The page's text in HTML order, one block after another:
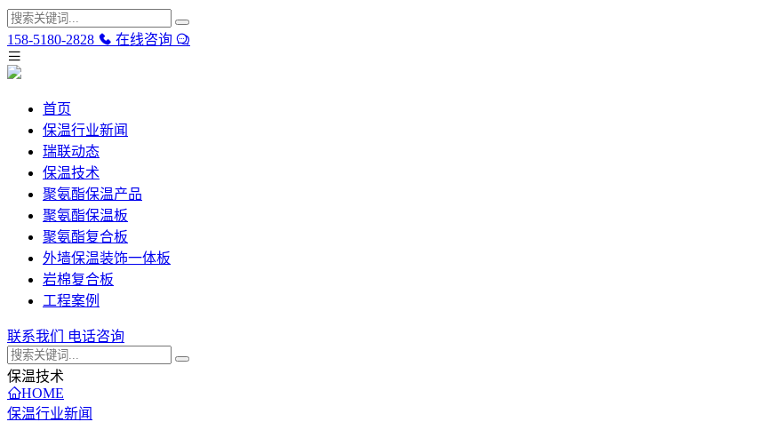
158-5180-2828 在线咨询
首页
保温行业新闻
瑞联动态
保温技术
聚氨酯保温产品
聚氨酯保温板
聚氨酯复合板
外墙保温装饰一体板
岩棉复合板
工程案例
联系我们 电话咨询
保温技术
HOME
保温行业新闻